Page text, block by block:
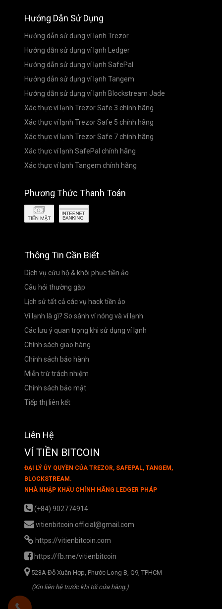
Hướng Dẫn Sử Dụng
Hướng dẫn sử dụng ví lạnh Trezor
Hướng dẫn sử dụng ví lạnh Ledger
Hướng dẫn sử dụng ví lạnh SafePal
Hướng dẫn sử dụng ví lạnh Tangem
Hướng dẫn sử dụng ví lạnh Blockstream Jade
Xác thực ví lạnh Trezor Safe 3 chính hãng
Xác thực ví lạnh Trezor Safe 5 chính hãng
Xác thực ví lạnh Trezor Safe 7 chính hãng
Xác thực ví lạnh SafePal chính hãng
Xác thực ví lạnh Tangem chính hãng
Phương Thức Thanh Toán
Thông Tin Cần Biết
Dịch vụ cứu hộ & khôi phục tiền ảo
Câu hỏi thường gặp
Lịch sử tất cả các vụ hack tiền ảo
Ví lạnh là gì? So sánh ví nóng và ví lạnh
Các lưu ý quan trọng khi sử dụng ví lạnh
Chính sách giao hàng
Chính sách bảo hành
Miễn trừ trách nhiệm
Chính sách bảo mật
Tiếp thị liên kết
Liên Hệ
VÍ TIỀN BITCOIN
ĐẠI LÝ ỦY QUYỀN CỦA TREZOR, SAFEPAL, TANGEM,
BLOCKSTREAM.
NHÀ NHẬP KHẨU CHÍNH HÃNG LEDGER PHÁP
(+84) 902774914
vitienbitcoin.official@gmail.com
https://vitienbitcoin.com
https://fb.me/vitienbitcoin
523A Đỗ Xuân Hợp, Phước Long B, Q9, TPHCM
(Xin liên hệ trước khi tới cửa hàng.)